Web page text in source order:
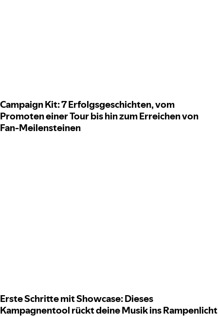
Campaign Kit: 7 Erfolgsgeschichten, vom
Promoten einer Tour bis hin zum Erreichen von
Fan-Meilensteinen
Erste Schritte mit Showcase: Dieses
Kampagnentool rückt deine Musik ins Rampenlicht